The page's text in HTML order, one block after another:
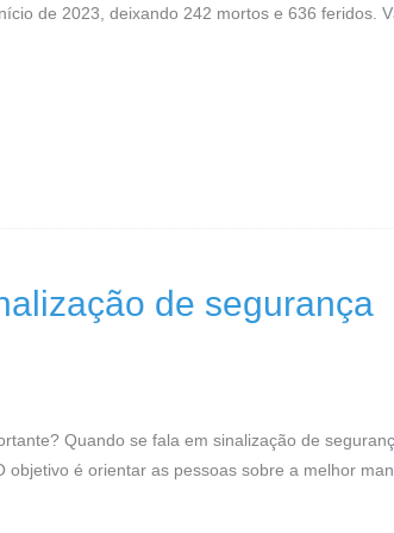
de 2023, deixando 242 mortos e 636 feridos.
de segurança
Quando se fala em sinalização de
é orientar as pessoas sobre a melhor